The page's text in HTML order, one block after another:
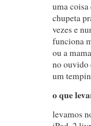
uma
chupeta
vezes e
funciona
ou a
no ouvido
um
o que
levamos